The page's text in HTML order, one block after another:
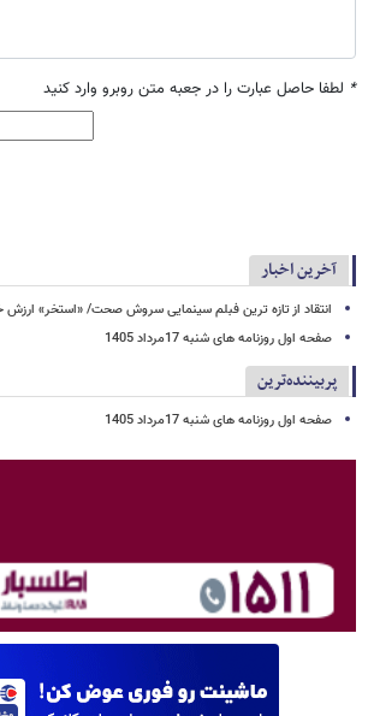
* لطفا حاصل عبارت را در جعبه متن روبرو وارد کنید
آخرین اخبار
انتقاد از تازه ترین فبلم سینمایی سروش صحت/ «استخر» ارزش
صفحه اول روزنامه های شنبه 17مرداد 1405
پربیننده‌ترین
صفحه اول روزنامه های شنبه 17مرداد 1405